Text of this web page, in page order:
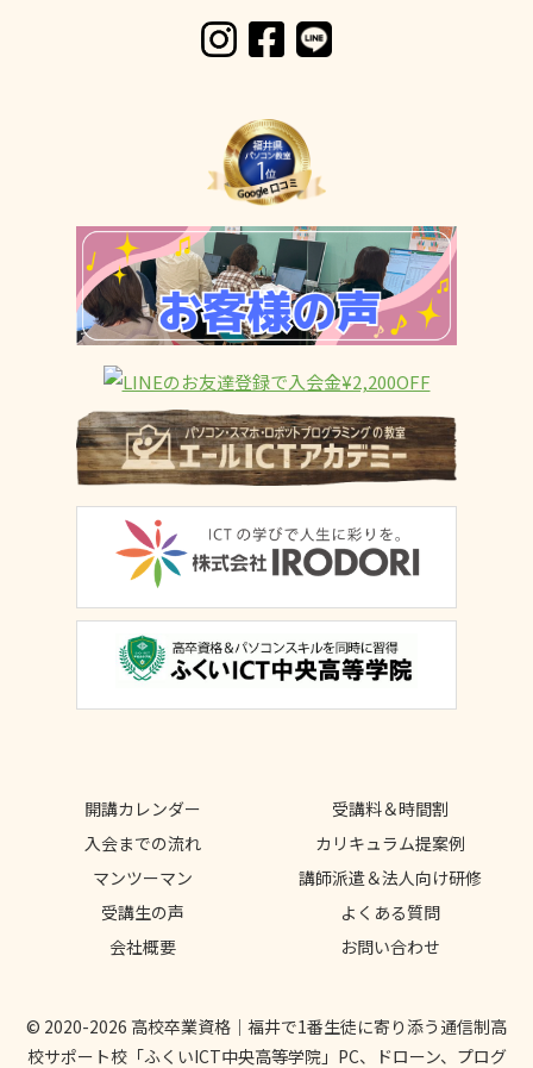
開講カレンダー
受講料＆時間割
入会までの流れ
カリキュラム提案例
マンツーマン
講師派遣＆法人向け研修
受講生の声
よくある質問
会社概要
お問い合わせ
© 2020-2026 高校卒業資格｜福井で1番生徒に寄り添う通信制高
校サポート校「ふくいICT中央高等学院」PC、ドローン、プログ